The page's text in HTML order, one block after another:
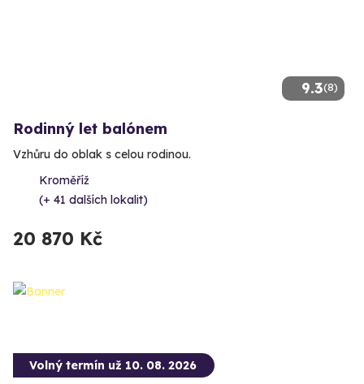
9.3(8)
Rodinný let balónem
Vzhůru do oblak s celou rodinou.
Kroměříž
(+ 41 dalších lokalit)
20 870 Kč
Volný termín už 10. 08. 2026